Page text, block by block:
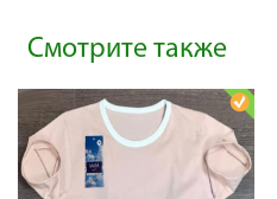
Смотрите также